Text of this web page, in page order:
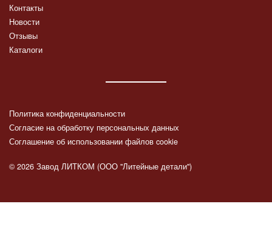
Контакты
Новости
Отзывы
Каталоги
Политика конфиденциальности
Согласие на обработку персональных данных
Соглашение об использовании файлов cookie
© 2026 Завод ЛИТКОМ (ООО "Литейные детали")